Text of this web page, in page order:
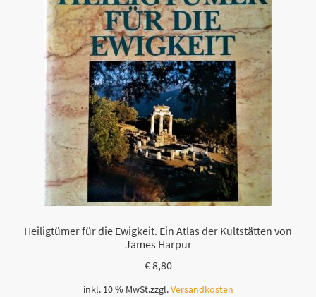
Heiligtümer für die Ewigkeit. Ein Atlas der Kultstätten von
James Harpur
€8,80
inkl. 10 % MwSt.zzgl.Versandkosten